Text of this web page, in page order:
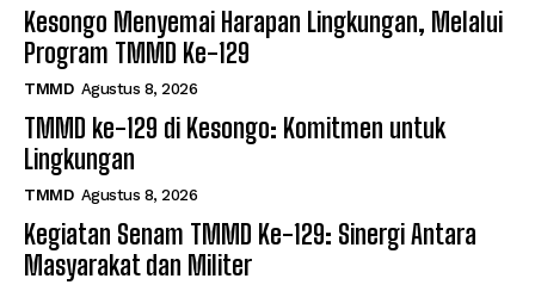
Kesongo Menyemai Harapan Lingkungan, Melalui
Program TMMD Ke-129
TMMD Agustus 8, 2026
TMMD ke-129 di Kesongo: Komitmen untuk
Lingkungan
TMMD Agustus 8, 2026
Kegiatan Senam TMMD Ke-129: Sinergi Antara
Masyarakat dan Militer